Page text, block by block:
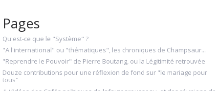
Pages
Qu'est-ce que le "Système" ?
"A l'international" ou "thématiques", les chroniques de Champsaur...
"Reprendre le Pouvoir" de Pierre Boutang, ou la Légitimité retrouvée
Douze contributions pour une réflexion de fond sur "le mariage pour
tous"